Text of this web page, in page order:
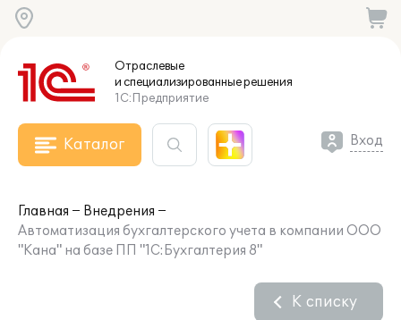
Отраслевые
и специализированныерешения
1С:Предприятие
Каталог Вход
Главная
Внедрения
Автоматизация бухгалтерского учета в компании ООО
"Кана" на базе ПП "1С:Бухгалтерия 8"
К списку